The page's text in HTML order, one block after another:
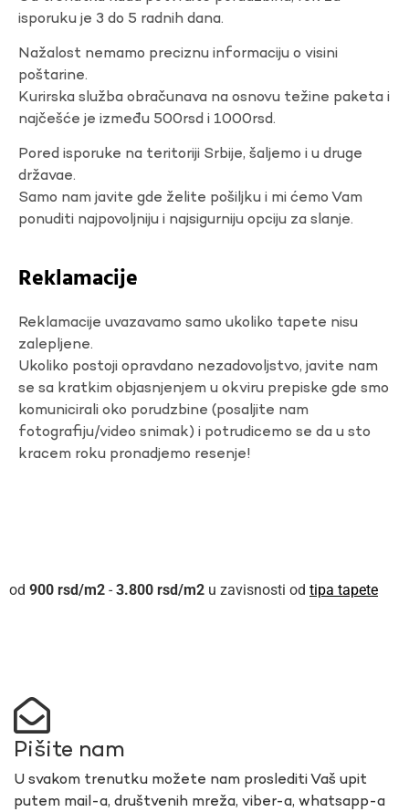
isporuku je 3 do 5 radnih dana.
Nažalost nemamo preciznu informaciju o visini
poštarine.
Kurirska služba obračunava na osnovu težine paketa i
najčešće je između 500rsd i 1000rsd.
Pored isporuke na teritoriji Srbije, šaljemo i u druge
državae.
Samo nam javite gde želite pošiljku i mi ćemo Vam
ponuditi najpovoljniju i najsigurniju opciju za slanje.
Reklamacije
Reklamacije uvazavamo samo ukoliko tapete nisu
zalepljene.
Ukoliko postoji opravdano nezadovoljstvo, javite nam
se sa kratkim objasnjenjem u okviru prepiske gde smo
komunicirali oko porudzbine (posaljite nam
fotografiju/video snimak) i potrudicemo se da u sto
kracem roku pronadjemo resenje!
900 rsd - 3.800 rsd u zavisnosti od tipa tapete
Pišite nam
U svakom trenutku možete nam proslediti Vaš upit
putem mail-a, društvenih mreža, viber-a, whatsapp-a